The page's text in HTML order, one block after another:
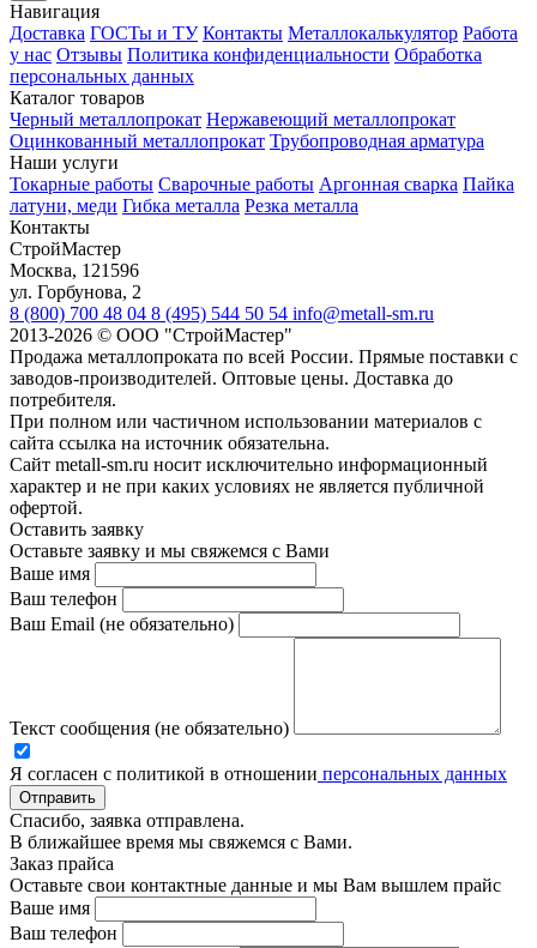
Навигация
Доставка ГОСТы и ТУ Контакты Металлокалькулятор Работа
у нас Отзывы Политика конфиденциальности Обработка
персональных данных
Каталог товаров
Черный металлопрокат Нержавеющий металлопрокат
Оцинкованный металлопрокат Трубопроводная арматура
Наши услуги
Токарные работы Сварочные работы Аргонная сварка Пайка
латуни, меди Гибка металла Резка металла
Контакты
СтройМастер
Москва, 121596
ул. Горбунова, 2
8 (800) 700 48 04 8 (495) 544 50 54 info@metall-sm.ru
2013-2026 © ООО "СтройМастер"
Продажа металлопроката по всей России. Прямые поставки с
заводов-производителей. Оптовые цены. Доставка до
потребителя.
При полном или частичном использовании материалов с
сайта ссылка на источник обязательна.
Сайт metall-sm.ru носит исключительно информационный
характер и не при каких условиях не является публичной
офертой.
Оставить заявку
Оставьте заявку и мы свяжемся с Вами
Ваше имя
Ваш телефон
Ваш Email (не обязательно)
Текст сообщения (не обязательно)
Я согласен с политикой в отношении персональных данных
Отправить
Спасибо, заявка отправлена.
В ближайшее время мы свяжемся с Вами.
Заказ прайса
Оставьте свои контактные данные и мы Вам вышлем прайс
Ваше имя
Ваш телефон